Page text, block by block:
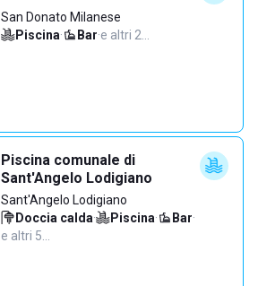
San Donato Milanese
Piscina· Bar·e altri 2…
Piscina comunale di
Sant'Angelo Lodigiano
Sant'Angelo Lodigiano
Doccia calda· Piscina· Bar·
e altri 5…